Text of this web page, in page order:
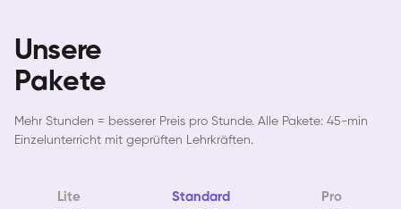
Unsere
Pakete
Mehr Stunden = besserer Preis pro Stunde. Alle Pakete: 45-min
Einzelunterricht mit geprüften Lehrkräften.
Lite Standard Pro